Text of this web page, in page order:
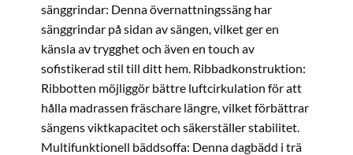
sänggrindar: Denna övernattningssäng har
sänggrindar på sidan av sängen, vilket ger en
känsla av trygghet och även en touch av
sofistikerad stil till ditt hem. Ribbadkonstruktion:
Ribbotten möjliggör bättre luftcirkulation för att
hålla madrassen fräschare längre, vilket förbättrar
sängens viktkapacitet och säkerställer stabilitet.
Multifunktionell bäddsoffa: Denna dagbädd i trä